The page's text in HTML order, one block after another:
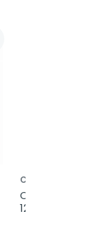
CINFA
Cinfamar
12 sobres de 5